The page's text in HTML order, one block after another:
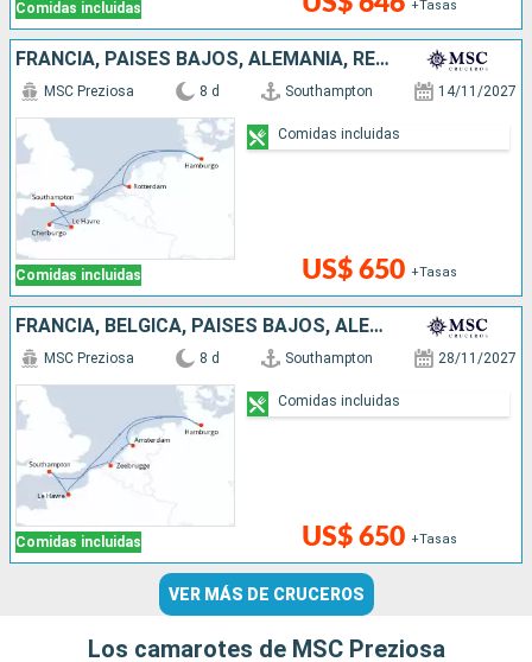
Comidas incluidas +Tasas
FRANCIA, PAISES BAJOS, ALEMANIA, REINO UNIDO
Comidas incluidas
MSC Preziosa 8 d Southampton 14/11/2027
US$ 650 +Tasas
Comidas incluidas
FRANCIA, BÉLGICA, PAISES BAJOS, ALEMANIA, REINO UNIDO
Comidas incluidas
MSC Preziosa 8 d Southampton 28/11/2027
US$ 650 +Tasas
Comidas incluidas
VER MÁS DE CRUCEROS
Los camarotes de MSC Preziosa